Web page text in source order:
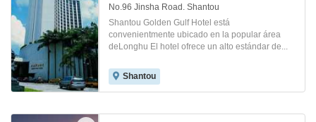
No.96 Jinsha Road. Shantou
Shantou Golden Gulf Hotel está
convenientmente ubicado en la popular área
deLonghu El hotel ofrece un alto estándar de...
Shantou